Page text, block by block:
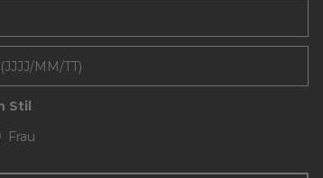
Stil
Frau